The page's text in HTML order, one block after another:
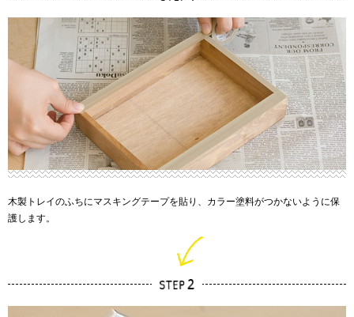
木製トレイのふちにマスキングテープを貼り、カラー塗料がつかないように保
護します。